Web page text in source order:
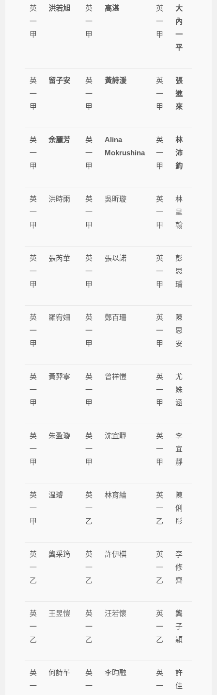
英
一
甲
洪若旭
英
一
甲
高湛
英
一
甲
大
內
一
平
英
一
甲
留子安
英
一
甲
黃詩湲
英
一
甲
張
進
來
英
一
甲
余麗芳
英
一
甲
Alina
Mokrushina
英
一
甲
林
沛
鈞
英
一
甲
洪時雨
英
一
甲
吳昕璇
英
一
甲
林
呈
翰
英
一
甲
張芮華
英
一
甲
張以諾
英
一
甲
彭
思
璿
英
一
甲
羅宥姍
英
一
甲
鄭百珊
英
一
甲
陳
思
安
英
一
甲
黃羿寧
英
一
甲
曾祥愷
英
一
甲
尤
姝
涵
英
一
甲
朱盈璇
英
一
甲
沈宜靜
英
一
甲
李
宜
靜
英
一
甲
温璿
英
一
乙
林育綸
英
一
乙
陳
俐
彤
英
一
乙
龔采筠
英
一
乙
許伊棋
英
一
乙
李
修
齊
英
一
乙
王昱愷
英
一
乙
汪若懷
英
一
乙
龔
子
穎
英
一
何詩芊
英
一
李昀融
英
一
許
佳